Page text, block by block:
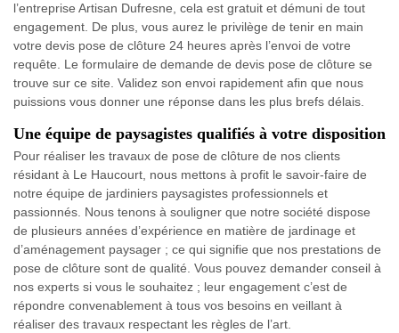
l’entreprise Artisan Dufresne, cela est gratuit et démuni de tout
engagement. De plus, vous aurez le privilège de tenir en main
votre devis pose de clôture 24 heures après l’envoi de votre
requête. Le formulaire de demande de devis pose de clôture se
trouve sur ce site. Validez son envoi rapidement afin que nous
puissions vous donner une réponse dans les plus brefs délais.
Une équipe de paysagistes qualifiés à votre disposition
Pour réaliser les travaux de pose de clôture de nos clients
résidant à Le Haucourt, nous mettons à profit le savoir-faire de
notre équipe de jardiniers paysagistes professionnels et
passionnés. Nous tenons à souligner que notre société dispose
de plusieurs années d’expérience en matière de jardinage et
d’aménagement paysager ; ce qui signifie que nos prestations de
pose de clôture sont de qualité. Vous pouvez demander conseil à
nos experts si vous le souhaitez ; leur engagement c’est de
répondre convenablement à tous vos besoins en veillant à
réaliser des travaux respectant les règles de l’art.